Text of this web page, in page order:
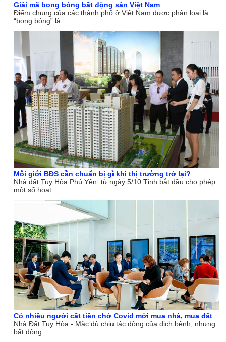
Giải mã bong bóng bất động sản Việt Nam
Điểm chung của các thành phố ở Việt Nam được phân loại là
“bong bóng” là...
Môi giới BĐS cần chuẩn bị gì khi thị trường trở lại?
Nhà đất Tuy Hòa Phú Yên: từ ngày 5/10 Tỉnh bắt đầu cho phép
một số hoạt...
Có nhiều người cất tiền chờ Covid mới mua nhà, mua đất
Nhà Đất Tuy Hòa - Mặc dù chịu tác động của dịch bệnh, nhưng
bất động...